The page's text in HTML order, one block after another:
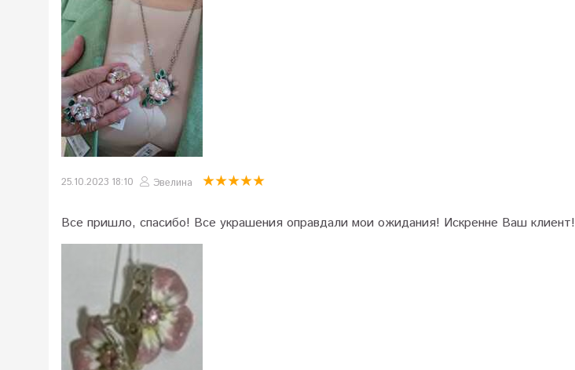
25.10.2023 18:10 Эвелина
Все пришло, спасибо! Все украшения оправдали мои ожидания! Искренне Ваш клиент!